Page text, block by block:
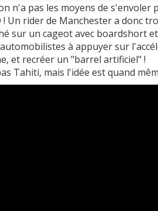
n'a pas les moyens de
! Un rider de Manchester a donc
sur un cageot avec boardshort
à appuyer sur
et recréer un "barrel artificiel" !
Tahiti, mais l'idée est quand